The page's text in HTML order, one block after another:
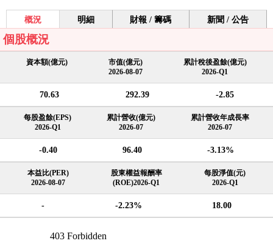
概況 明細 財報 / 籌碼 新聞 / 公告
個股概況
資本額(億元)
市值(億元)
2026-08-07
累計稅後盈餘(億元)
2026-Q1
70.63 292.39 -2.85
每股盈餘(EPS)
2026-Q1
累計營收(億元)
2026-07
累計營收年成長率
2026-07
-0.40 96.40 -3.13%
本益比(PER)
2026-08-07
股東權益報酬率
(ROE)2026-Q1
每股淨值(元)
2026-Q1
- -2.23% 18.00